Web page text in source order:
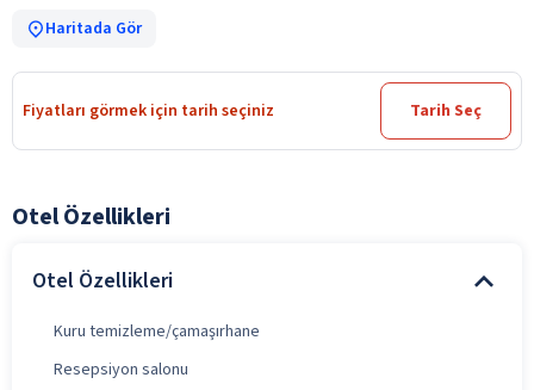
Haritada Gör
Fiyatları görmek için tarih seçiniz Tarih Seç
Otel Özellikleri
Otel Özellikleri
Kuru temizleme/çamaşırhane
Resepsiyon salonu